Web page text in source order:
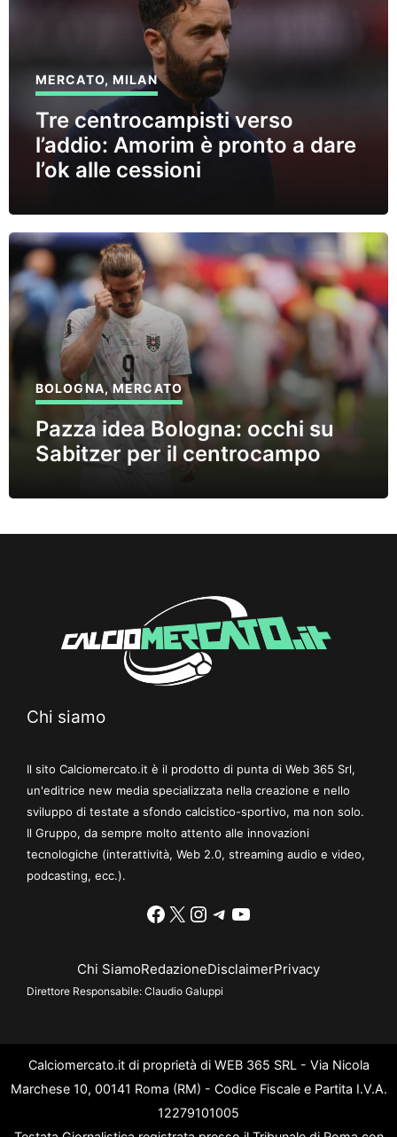
MERCATO,MILAN
Tre centrocampisti verso
l’addio: Amorim è pronto a dare
l’ok alle cessioni
BOLOGNA,MERCATO
Pazza idea Bologna: occhi su
Sabitzer per il centrocampo
Chi siamo
Il sito Calciomercato.it è il prodotto di punta di Web 365 Srl,
un'editrice new media specializzata nella creazione e nello
sviluppo di testate a sfondo calcistico-sportivo, ma non solo.
Il Gruppo, da sempre molto attento alle innovazioni
tecnologiche (interattività, Web 2.0, streaming audio e video,
podcasting, ecc.).
Facebook
X Instagram
Telegram
YouTube
Chi SiamoRedazioneDisclaimerPrivacy
Direttore Responsabile: Claudio Galuppi
Calciomercato.it di proprietà di WEB 365 SRL - Via Nicola
Marchese 10, 00141 Roma (RM) - Codice Fiscale e Partita I.V.A.
12279101005